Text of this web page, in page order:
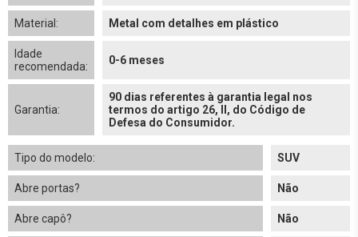
Material: Metal com detalhes em plástico
Idade
recomendada:
0-6 meses
Garantia:
90 dias referentes à garantia legal nos
termos do artigo 26, II, do Código de
Defesa do Consumidor.
Tipo do modelo: SUV
Abre portas? Não
Abre capô? Não